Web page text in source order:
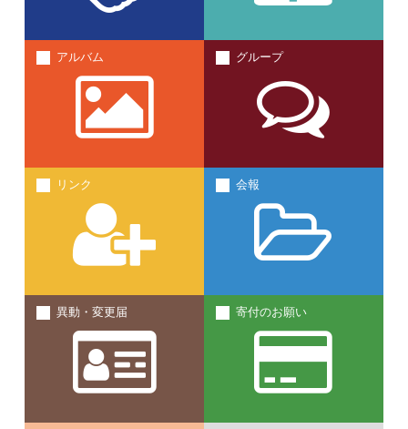
アルバム グループ
リンク 会報
異動・変更届 寄付のお願い